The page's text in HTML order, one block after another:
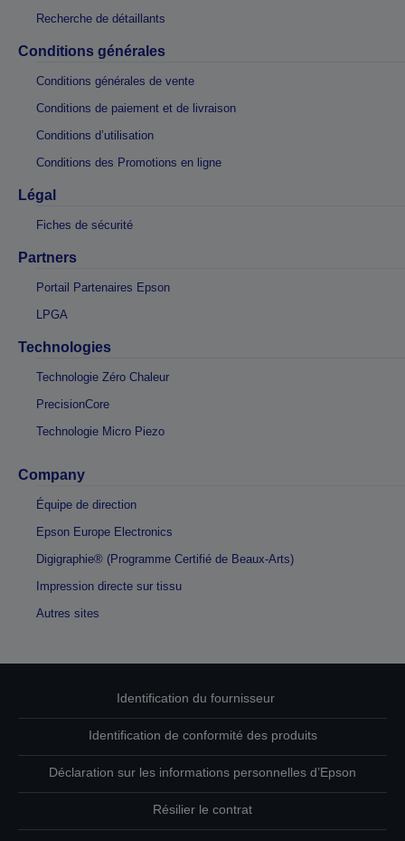
Recherche de détaillants
Conditions générales
Conditions générales de vente
Conditions de paiement et de livraison
Conditions d’utilisation
Conditions des Promotions en ligne
Légal
Fiches de sécurité
Partners
Portail Partenaires Epson
LPGA
Technologies
Technologie Zéro Chaleur
PrecisionCore
Technologie Micro Piezo
Company
Équipe de direction
Epson Europe Electronics
Digigraphie® (Programme Certifié de Beaux-Arts)
Impression directe sur tissu
Autres sites
Identification du fournisseur
Identification de conformité des produits
Déclaration sur les informations personnelles d’Epson
Résilier le contrat